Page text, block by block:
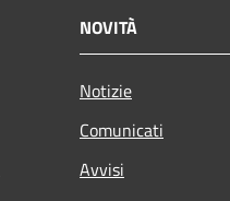
NOVITÀ
Notizie
Comunicati
Avvisi